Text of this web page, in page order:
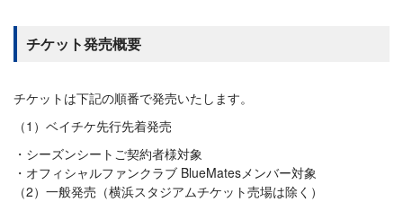
チケット発売概要
チケットは下記の順番で発売いたします。
（1）ベイチケ先行先着発売
シーズンシートご契約者様対象
オフィシャルファンクラブ BlueMatesメンバー対象
（2）一般発売（横浜スタジアムチケット売場は除く）